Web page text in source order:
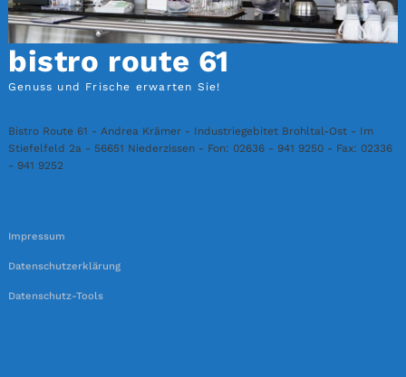
bistro route 61
Genuss und Frische erwarten Sie!
Bistro Route 61 - Andrea Krämer - Industriegebitet Brohltal-Ost - Im
Stiefelfeld 2a - 56651 Niederzissen - Fon: 02636 - 941 9250 - Fax: 02336
- 941 9252
Impressum
Datenschutzerklärung
Datenschutz-Tools